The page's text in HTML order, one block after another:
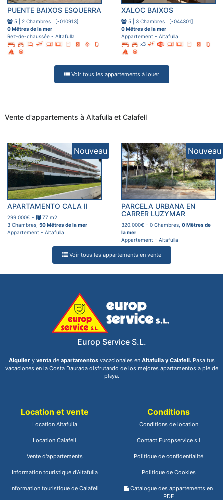
PUENTE BAIXOS ESQUERRA
5 | 2 Chambres | [-010913]
0 Mêtres de la mer
Rez-de-chaussée - Altafulla
XALOC BAIXOS
5 | 3 Chambres | [-044301]
0 Mêtres de la mer
Appartement - Altafulla
x3
Voir tous les appartements à louer
Vente d'appartements à Altafulla et Calafell
Nouveau
APARTAMENTO CALA II
299.000€ -
77 m2
3 Chambres, 50 Mêtres de la mer
Appartement - Altafulla
Nouveau
PARCELA URBANA EN
CARRER LUZYMAR
320.000€ - 0 Chambres, 0 Mêtres de
la mer
Appartement - Altafulla
Voir tous les appartements en vente
Europ Service S.L.
Alquilery ventade apartamentosvacacionales en Altafulla y Calafell. Pasa tus
vacaciones en la Costa Daurada disfrutando de los mejores apartamentos a pie de
playa.
Location et vente
Location Altafulla
Location Calafell
Vente d'appartements
Information touristique d'Altafulla
Information touristique de Calafell
Conditions
Conditions de location
Contact Europservice s.l
Politique de confidentialité
Politique de Cookies
Catalogue des appartements en
PDF